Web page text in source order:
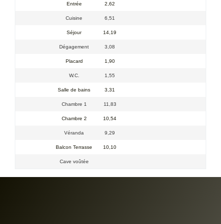
Entrée 2,62
Cuisine 6,51
Séjour 14,19
Dégagement 3,08
Placard 1,90
W.C. 1,55
Salle de bains 3,31
Chambre 1 11,83
Chambre 2 10,54
Véranda 9,29
Balcon Terrasse 10,10
Cave voûtée